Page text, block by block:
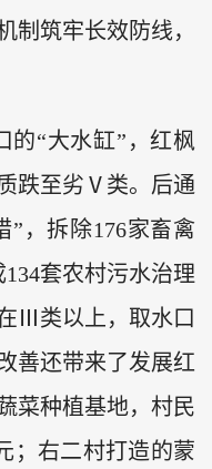
制筑牢长效防线，
的“大水缸”，红枫
跌至劣Ⅴ类。后通
”，拆除176家畜禽
套农村污水治理
Ⅲ类以上，取水口
善还带来了发展红
菜种植基地，村民
；右二村打造的蒙